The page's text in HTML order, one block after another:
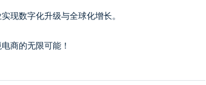
现数字化升级与全球化增长。
商的无限可能！